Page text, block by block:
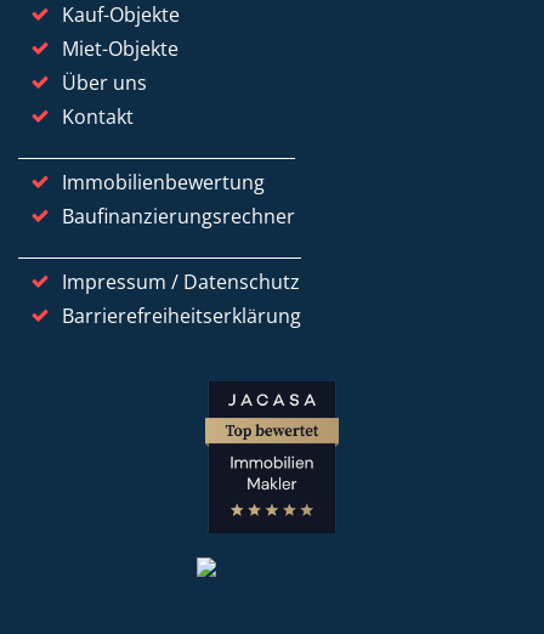
Kauf-Objekte
Miet-Objekte
Über uns
Kontakt
Immobilienbewertung
Baufinanzierungsrechner
Impressum / Datenschutz
Barrierefreiheitserklärung